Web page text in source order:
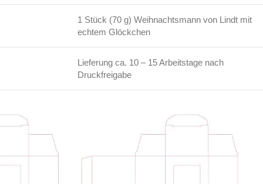
1 Stück (70 g) Weihnachtsmann von Lindt mit
echtem Glöckchen
Lieferung ca. 10 – 15 Arbeitstage nach
Druckfreigabe